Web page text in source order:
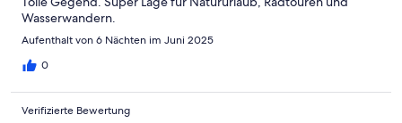
Wasserwandern.
Aufenthalt von 6 Nächten im Juni 2025
0
Verifizierte Bewertung